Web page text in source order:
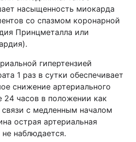
насыщенность миокарда
со спазмом коронарной
Принцметалла или
гипертензией
1 раз в сутки обеспечивает
снижение артериального
24 часов в положении как
с медленным началом
острая артериальная
наблюдается.